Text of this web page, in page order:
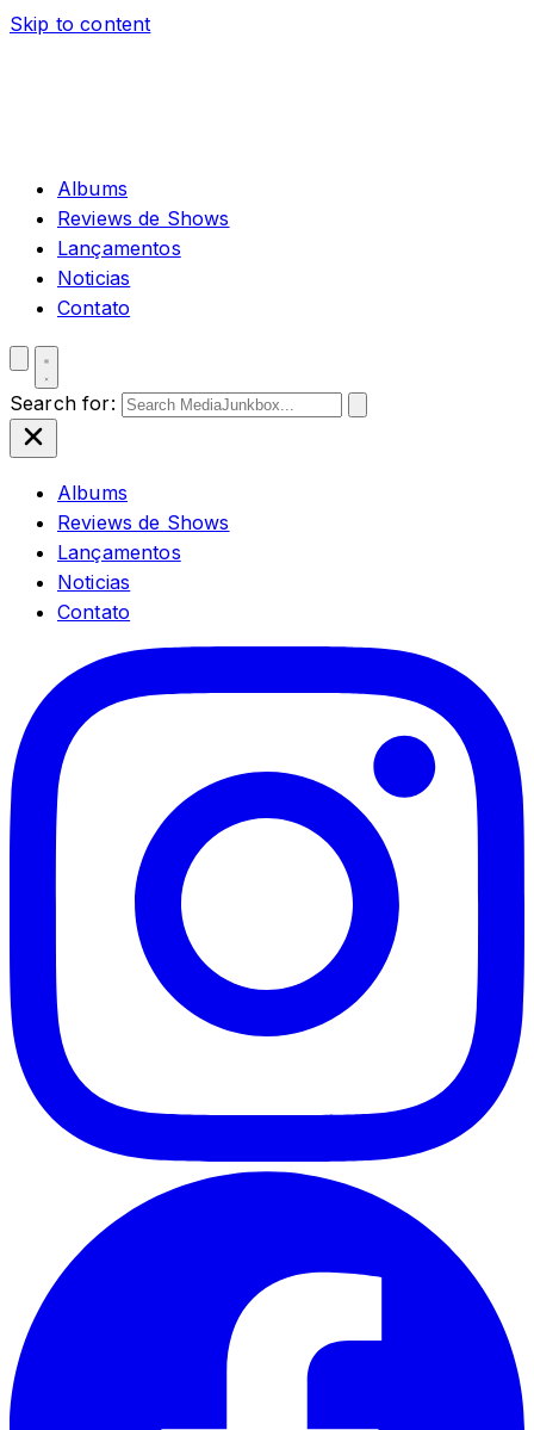
Skip to content
Albums
Reviews de Shows
Lançamentos
Noticias
Contato
Search for:
Albums
Reviews de Shows
Lançamentos
Noticias
Contato